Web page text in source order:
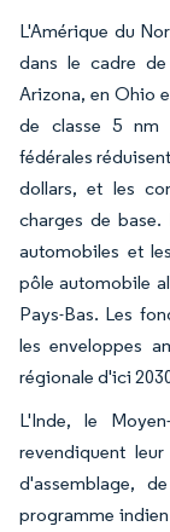
L'Amérique du
dans le cadre
Arizona, en Ohio
de classe 5 nm
fédérales
dollars, et les
charges de base.
automobiles et
pôle automobile
Pays-Bas. Les
les enveloppes
régionale d'ici
L'Inde, le
revendiquent
d'assemblage,
programme